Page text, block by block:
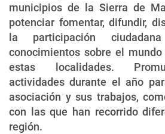
municipios de la Sierra de
potenciar fomentar, difundir,
la participación
conocimientos sobre el
estas localidades.
actividades durante el año
asociación y sus trabajos,
con las que han recorrido
región.